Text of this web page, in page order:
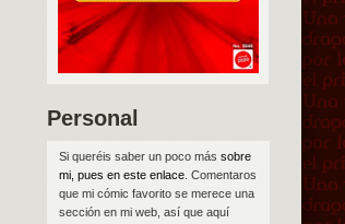
Personal
Si queréis saber un poco más sobre
mi, pues en este enlace. Comentaros
que mi cómic favorito se merece una
sección en mi web, así que aquí